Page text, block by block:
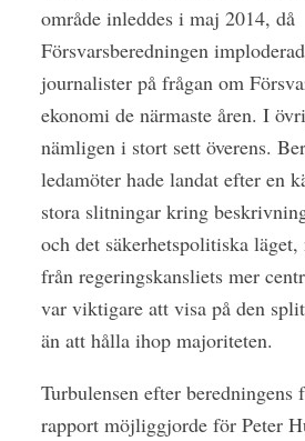
område inleddes i maj 2014, då
Försvarsberedningen
journalister på frågan om
ekonomi de närmaste åren. I
nämligen i stort sett överens.
ledamöter hade landat efter en
stora slitningar kring
och det säkerhetspolitiska
från regeringskansliets mer
var viktigare att visa på den
än att hålla ihop majoriteten.
Turbulensen efter beredningens
rapport möjliggjorde för Peter